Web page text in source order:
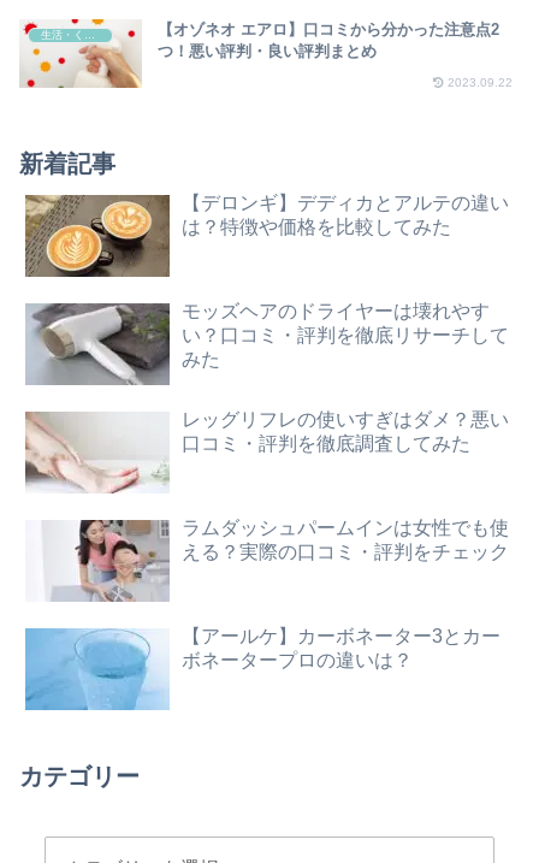
生活・くらし
【オゾネオ エアロ】口コミから分かった注意点2
つ！悪い評判・良い評判まとめ
2023.09.22
新着記事
【デロンギ】デディカとアルテの違い
は？特徴や価格を比較してみた
モッズヘアのドライヤーは壊れやす
い？口コミ・評判を徹底リサーチして
みた
レッグリフレの使いすぎはダメ？悪い
口コミ・評判を徹底調査してみた
ラムダッシュパームインは女性でも使
える？実際の口コミ・評判をチェック
【アールケ】カーボネーター3とカー
ボネータープロの違いは？
カテゴリー